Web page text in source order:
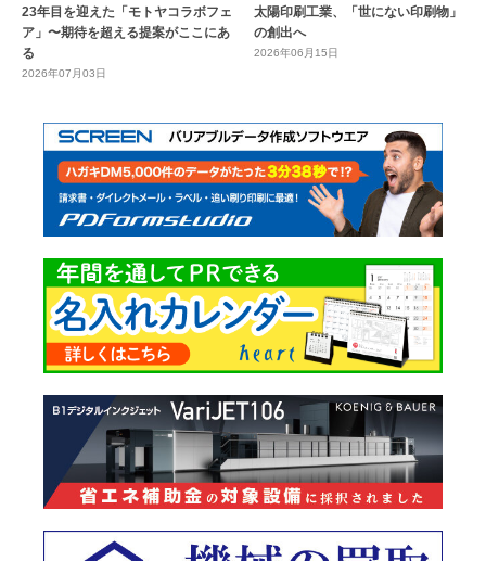
23年目を迎えた「モトヤコラボフェ
ア」〜期待を超える提案がここにあ
る
2026年07月03日
太陽印刷工業、「世にない印刷物」
の創出へ
2026年06月15日